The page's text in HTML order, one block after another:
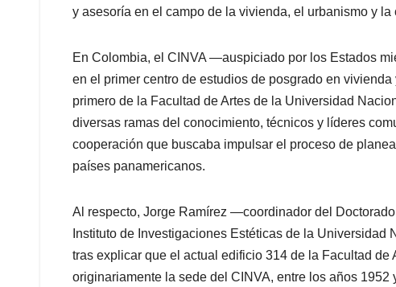
y asesoría en el campo de la vivienda, el urbanismo y la
En Colombia, el CINVA —auspiciado por los Estados
en el primer centro de estudios de posgrado en
primero de la Facultad de Artes de la Universidad
diversas ramas del conocimiento, técnicos y líderes
cooperación que buscaba impulsar el proceso de
países panamericanos.
Al respecto, Jorge Ramírez —coordinador del
Instituto de Investigaciones Estéticas de la
tras explicar que el actual edificio 314 de la Facultad de
originariamente la sede del CINVA, entre los años 1952